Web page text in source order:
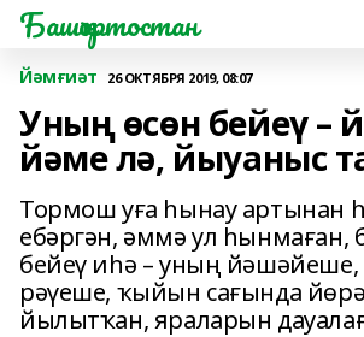
Башҡортостан
Йәмғиәт 26 ОКТЯБРЯ 2019, 08:07
Уның өсөн бейеү –
йәме лә, йыуаныс
Тормош уға һынау артынан
ебәргән, әммә ул һынмаған,
бейеү иһә – уның
рәүеше, ҡыйын сағында
йылытҡан, яраларын